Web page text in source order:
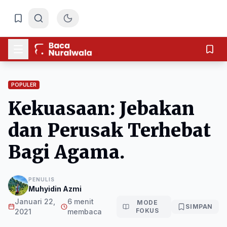
POPULER
Kekuasaan: Jebakan
dan Perusak Terhebat
Bagi Agama.
PENULIS
Muhyidin Azmi
Januari 22,
2021
6 menit
membaca
MODE
FOKUS
SIMPAN